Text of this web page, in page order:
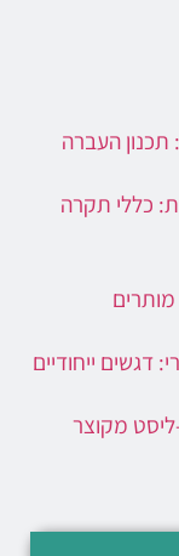
תכנון העברה
כללי תקרה
מותרים
דגשים ייחודיים